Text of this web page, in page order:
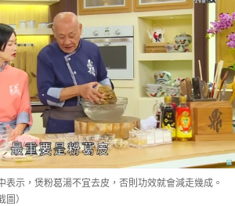
表示，煲粉葛湯不宜去皮，否則功效就會減走幾成。
圖）